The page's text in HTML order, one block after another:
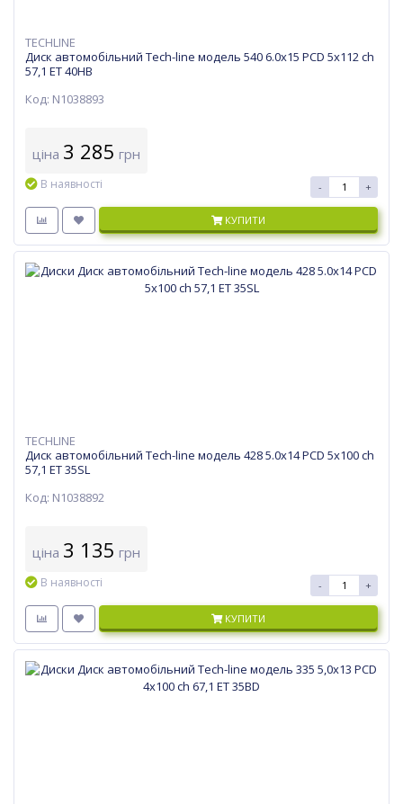
TECHLINE
Диск автомобільний Tech-line модель 540 6.0х15 PCD 5x112 ch
57,1 ET 40HB
Код: N1038893
ціна 3 285 грн
В наявності - +
КУПИТИ
TECHLINE
Диск автомобільний Tech-line модель 428 5.0х14 PCD 5x100 ch
57,1 ET 35SL
Код: N1038892
ціна 3 135 грн
В наявності - +
КУПИТИ